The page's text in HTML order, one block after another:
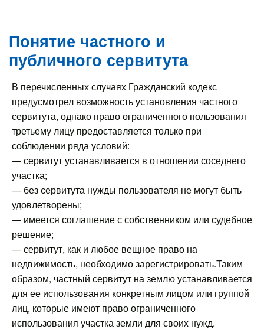
Понятие частного и
публичного сервитута
В перечисленных случаях Гражданский кодекс
предусмотрел возможность установления частного
сервитута, однако право ограниченного пользования
третьему лицу предоставляется только при
соблюдении ряда условий:
— сервитут устанавливается в отношении соседнего
участка;
— без сервитута нужды пользователя не могут быть
удовлетворены;
— имеется соглашение с собственником или судебное
решение;
— сервитут, как и любое вещное право на
недвижимость, необходимо зарегистрировать.Таким
образом, частный сервитут на землю устанавливается
для ее использования конкретным лицом или группой
лиц, которые имеют право ограниченного
использования участка земли для своих нужд.